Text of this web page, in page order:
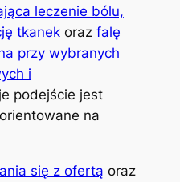
leczenie bólu,
tkanekoraz falę
przy wybranych
i
podejście jest
na
się z ofertą oraz